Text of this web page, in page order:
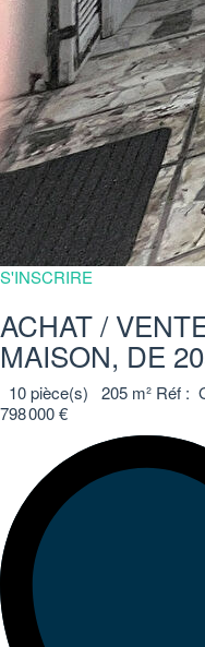
S'INSCRIRE
ACHAT /
MAISON, DE
10pièce(s) 205 m² Réf :
798 000 €